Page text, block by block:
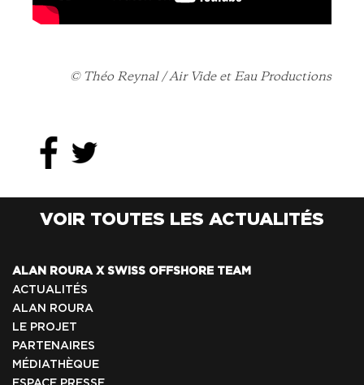
© Théo Reynal / Air Vide et Eau Productions
VOIR TOUTES LES ACTUALITÉS
ALAN ROURA X SWISS OFFSHORE TEAM
ACTUALITÉS
ALAN ROURA
LE PROJET
PARTENAIRES
MÉDIATHÈQUE